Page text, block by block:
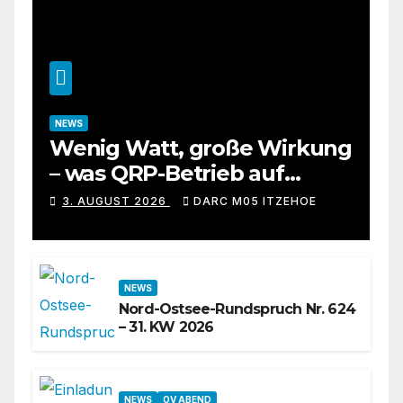
NEWS
Wenig Watt, große Wirkung
– was QRP-Betrieb auf
Kurzwelle wirklich kann
3. AUGUST 2026 DARC M05 ITZEHOE
NEWS
Nord-Ostsee-Rundspruch Nr. 624
– 31. KW 2026
NEWS OV ABEND